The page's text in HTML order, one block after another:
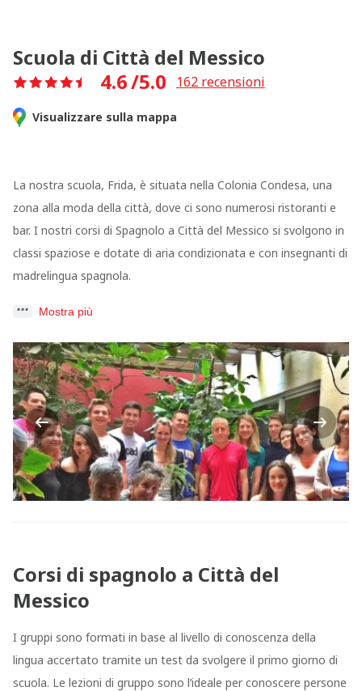
Scuola di Città del Messico
4.6/5.0 162 recensioni
Visualizzare sulla mappa
La nostra scuola, Frida, è situata nella Colonia Condesa, una
zona alla moda della città, dove ci sono numerosi ristoranti e
bar. I nostri corsi di Spagnolo a Città del Messico si svolgono in
classi spaziose e dotate di aria condizionata e con insegnanti di
madrelingua spagnola.
Mostra più
Corsi di spagnolo a Città del
Messico
I gruppi sono formati in base al livello di conoscenza della
lingua accertato tramite un test da svolgere il primo giorno di
scuola. Le lezioni di gruppo sono l’ideale per conoscere persone